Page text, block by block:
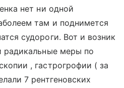
нет ни одной
там и поднимется
судороги. Вот и возник
радикальные меры по
, гастрогрофии ( за
7 рентгеновских